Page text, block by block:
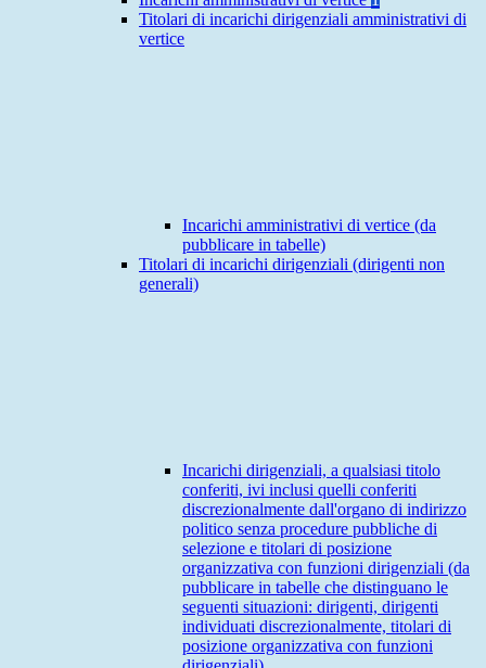
Titolari di incarichi dirigenziali amministrativi di
vertice
Incarichi amministrativi di vertice (da
pubblicare in tabelle)
Titolari di incarichi dirigenziali (dirigenti non
generali)
Incarichi dirigenziali, a qualsiasi titolo
conferiti, ivi inclusi quelli conferiti
discrezionalmente dall'organo di indirizzo
politico senza procedure pubbliche di
selezione e titolari di posizione
organizzativa con funzioni dirigenziali (da
pubblicare in tabelle che distinguano le
seguenti situazioni: dirigenti, dirigenti
individuati discrezionalmente, titolari di
posizione organizzativa con funzioni